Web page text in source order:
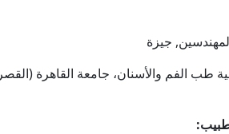
جيزة
طب الفم والأسنان، جامعة القاهرة (القصر